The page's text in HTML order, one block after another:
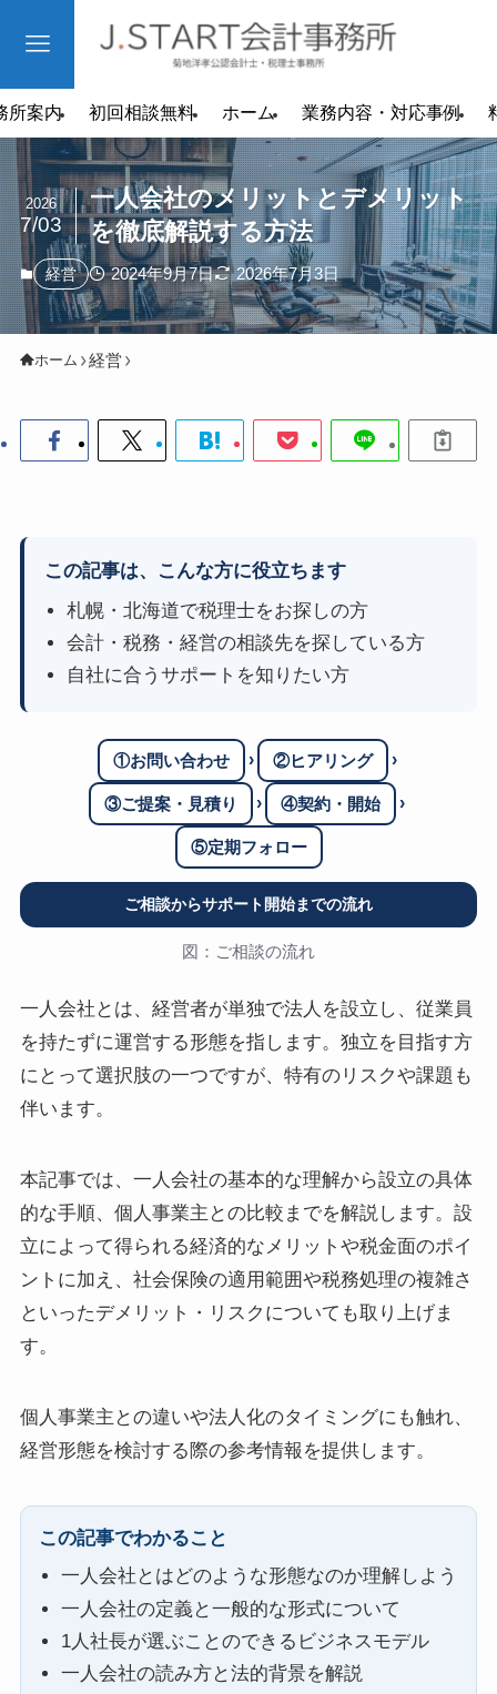
所案内 初回相談無料 ホーム 業務内容・対応事例
一人会社のメリットとデメリット
を徹底解説する方法
2026
7/03
経営 2024年9月7日 2026年7月3日
ホーム 経営
この記事は、こんな方に役立ちます
札幌・北海道で税理士をお探しの方
会計・税務・経営の相談先を探している方
自社に合うサポートを知りたい方
①お問い合わせ › ②ヒアリング ›
③ご提案・見積り › ④契約・開始 ›
⑤定期フォロー
ご相談からサポート開始までの流れ
図：ご相談の流れ
一人会社とは、経営者が単独で法人を設立し、従業員
を持たずに運営する形態を指します。独立を目指す方
にとって選択肢の一つですが、特有のリスクや課題も
伴います。
本記事では、一人会社の基本的な理解から設立の具体
的な手順、個人事業主との比較までを解説します。設
立によって得られる経済的なメリットや税金面のポイ
ントに加え、社会保険の適用範囲や税務処理の複雑さ
といったデメリット・リスクについても取り上げま
す。
個人事業主との違いや法人化のタイミングにも触れ、
経営形態を検討する際の参考情報を提供します。
この記事でわかること
一人会社とはどのような形態なのか理解しよう
一人会社の定義と一般的な形式について
1人社長が選ぶことのできるビジネスモデル
一人会社の読み方と法的背景を解説